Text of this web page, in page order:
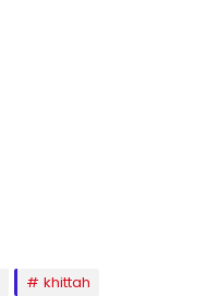
khittah